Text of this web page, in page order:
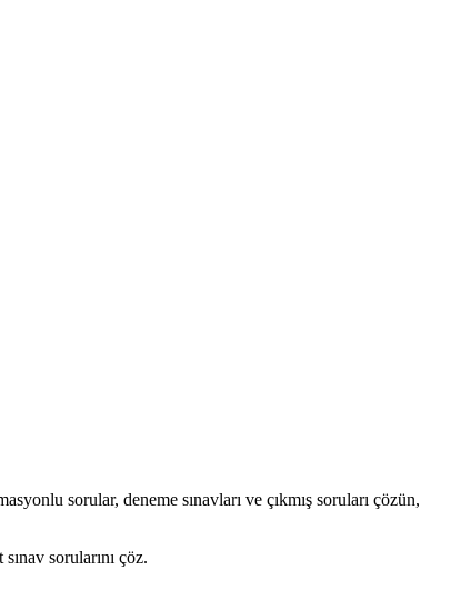
sorular, deneme sınavları ve çıkmış soruları çözün,
sorularını çöz.